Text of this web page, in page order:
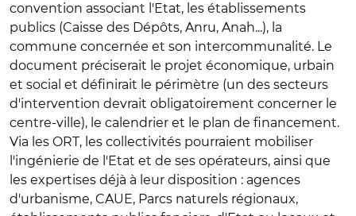
convention associant l'Etat, les établissements
publics (Caisse des Dépôts, Anru, Anah...), la
commune concernée et son intercommunalité. Le
document préciserait le projet économique, urbain
et social et définirait le périmètre (un des secteurs
d'intervention devrait obligatoirement concerner le
centre-ville), le calendrier et le plan de financement.
Via les ORT, les collectivités pourraient mobiliser
l'ingénierie de l'Etat et de ses opérateurs, ainsi que
les expertises déjà à leur disposition : agences
d'urbanisme, CAUE, Parcs naturels régionaux,